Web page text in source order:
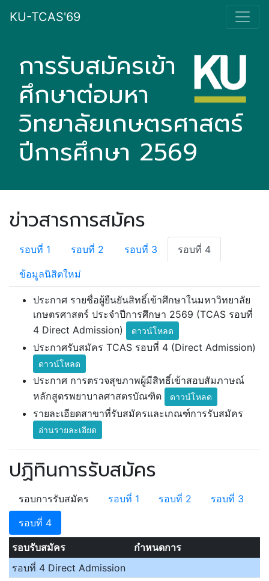
KU-TCAS'69
การรับสมัครเข้า
ศึกษาต่อมหา
วิทยาลัยเกษตรศาสตร์
ปีการศึกษา 2569
ข่าวสารการสมัคร
รอบที่ 1 รอบที่ 2 รอบที่ 3 รอบที่ 4
ข้อมูลนิสิตใหม่
ประกาศ รายชื่อผู้ยืนยันสิทธิ์เข้าศึกษาในมหาวิทยาลัย
เกษตรศาสตร์ ประจำปีการศึกษา 2569 (TCAS รอบที่
4 Direct Admission)
ดาวน์โหลด
ประกาศรับสมัคร TCAS รอบที่ 4 (Direct Admission)
ดาวน์โหลด
ประกาศ การตรวจสุขภาพผู้มีสิทธิ์เข้าสอบสัมภาษณ์
หลักสูตรพยาบาลศาสตรบัณฑิต
ดาวน์โหลด
รายละเอียดสาขาที่รับสมัครและเกณฑ์การรับสมัคร
อ่านรายละเอียด
ปฏิทินการรับสมัคร
รอบการรับสมัคร รอบที่ 1 รอบที่ 2
รอบที่ 3
รอบที่ 4
รอบรับสมัคร
กำหนดการ
รอบที่ 4 Direct Admission